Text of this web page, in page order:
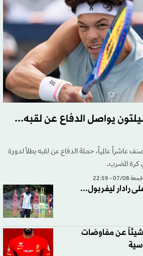
يواصل الدفاع عن لقبه...
عاشراً عالمياً، حملة الدفاع عن لقبه بطلاً لدورة
كرة المضرب.
الجمعة 07/08 - 22:59
رادار ليفربول...
شيئاً عن مفاوضات